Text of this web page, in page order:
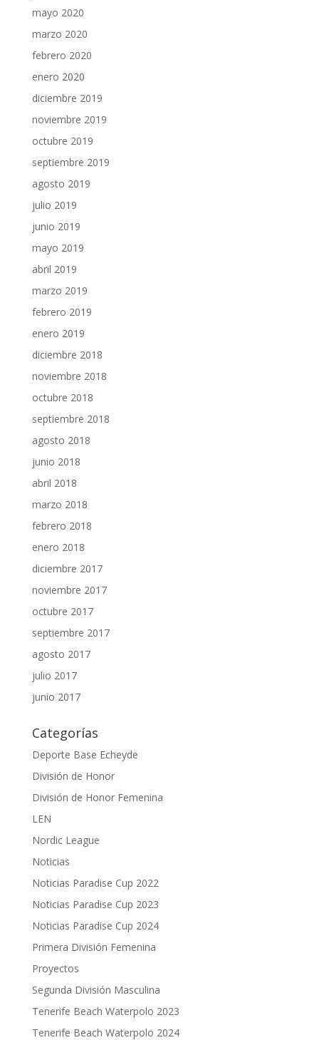
mayo 2020
marzo 2020
febrero 2020
enero 2020
diciembre 2019
noviembre 2019
octubre 2019
septiembre 2019
agosto 2019
julio 2019
junio 2019
mayo 2019
abril 2019
marzo 2019
febrero 2019
enero 2019
diciembre 2018
noviembre 2018
octubre 2018
septiembre 2018
agosto 2018
junio 2018
abril 2018
marzo 2018
febrero 2018
enero 2018
diciembre 2017
noviembre 2017
octubre 2017
septiembre 2017
agosto 2017
julio 2017
junio 2017
Categorías
Deporte Base Echeyde
División de Honor
División de Honor Femenina
LEN
Nordic League
Noticias
Noticias Paradise Cup 2022
Noticias Paradise Cup 2023
Noticias Paradise Cup 2024
Primera División Femenina
Proyectos
Segunda División Masculina
Tenerife Beach Waterpolo 2023
Tenerife Beach Waterpolo 2024